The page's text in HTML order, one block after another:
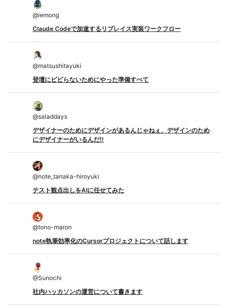
@iemong
Claude Codeで加速するリプレイス実装ワークフロー
@matsushitayuki
登壇にビビらないためにやった準備すべて
@saladdays
デザイナーのためにデザインがあるんじゃねぇ、デザインのため
にデザイナーがいるんだ!!
@note_tanaka-hiroyuki
テスト観点出しをAIに任せてみた
@tono-maron
note執筆効率化のCursorプロジェクトについて話します
@Sunochi
社内ハッカソンの運営について書きます